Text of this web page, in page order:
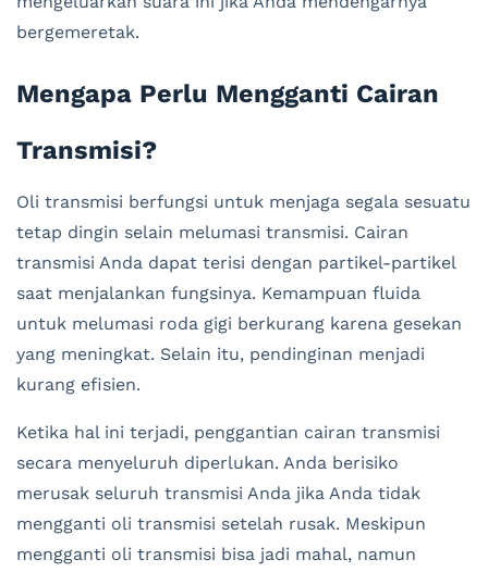
bergemeretak.
Mengapa Perlu Mengganti Cairan
Transmisi?
Oli transmisi berfungsi untuk menjaga segala sesuatu
tetap dingin selain melumasi transmisi. Cairan
transmisi Anda dapat terisi dengan partikel-partikel
saat menjalankan fungsinya. Kemampuan fluida
untuk melumasi roda gigi berkurang karena gesekan
yang meningkat. Selain itu, pendinginan menjadi
kurang efisien.
Ketika hal ini terjadi, penggantian cairan transmisi
secara menyeluruh diperlukan. Anda berisiko
merusak seluruh transmisi Anda jika Anda tidak
mengganti oli transmisi setelah rusak. Meskipun
mengganti oli transmisi bisa jadi mahal, namun